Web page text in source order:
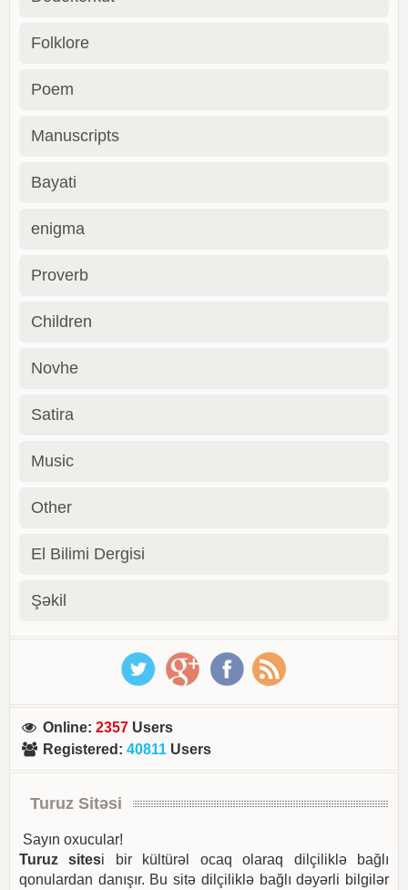
Folklore
Poem
Manuscripts
Bayati
enigma
Proverb
Children
Novhe
Satira
Music
Other
El Bilimi Dergisi
Şəkil
Online:2357 Users
Registered :40811 Users
Turuz Sitəsi
Sayın oxucular!
Turuz sitesi bir kültürəl ocaq olaraq dilçiliklə bağlı
qonulardan danışır. Bu sitə dilçiliklə bağlı dəyərli bilgilər